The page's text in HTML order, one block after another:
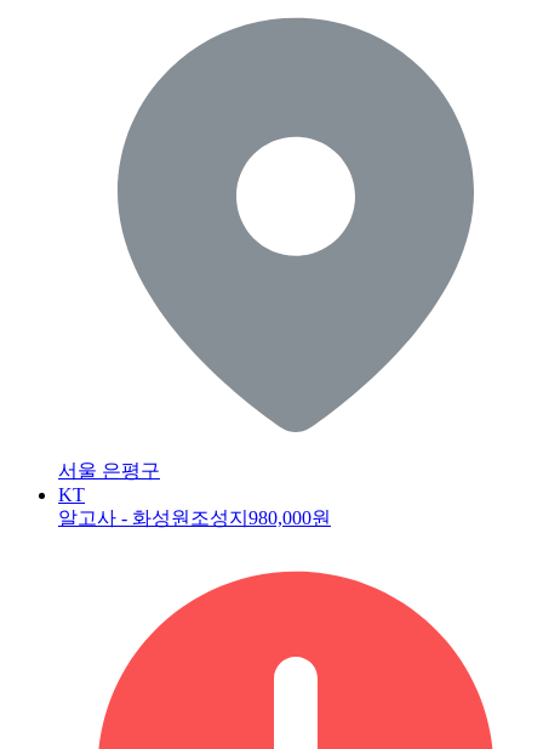
서울 은평구
KT
알고사 - 화성원조성지 980,000원